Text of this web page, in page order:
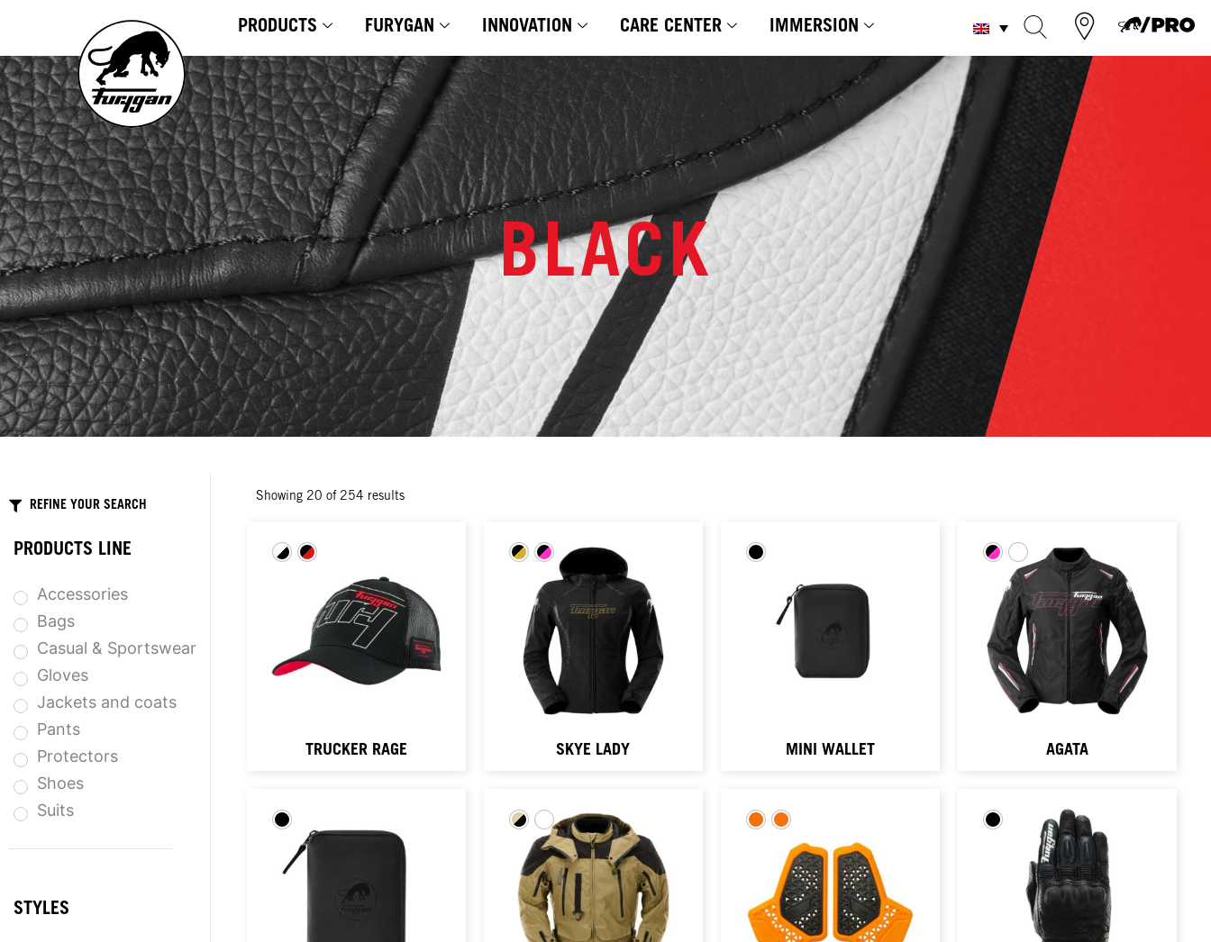
content
PRODUCTS FURYGAN INNOVATION CARE CENTER IMMERSION
BLACK
REFINE YOUR SEARCH
PRODUCTS LINE
Accessories
Bags
Casual & Sportswear
Gloves
Jackets and coats
Pants
Protectors
Shoes
Suits
STYLES
Showing 20 of 254 results
TRUCKER RAGE SKYE LADY MINI WALLET AGATA